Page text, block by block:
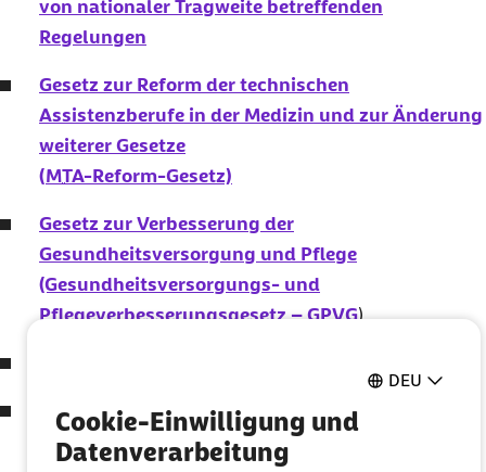
DEU
Cookie-Einwilligung und
Datenverarbeitung
von nationaler Tragweite betreffenden
Regelungen
Gesetz zur Reform der technischen
Assistenzberufe in der Medizin und zur Änderung
weiterer Gesetze
(MTA-Reform-Gesetz)
Gesetz zur Verbesserung der
Gesundheitsversorgung und Pflege
(Gesundheitsversorgungs- und
Pflegeverbesserungsgesetz – GPVG)
Drittes Gesetz zum Schutz der Bevölkerung bei
einer epidemischen Lage von nationaler